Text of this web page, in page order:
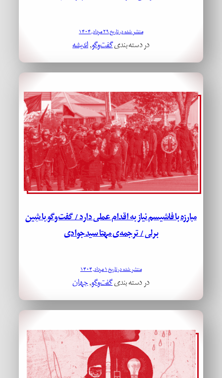
منتشر شده در تاریخ ۲۹ مرداد, ۱۴۰۴
در دسته بندیگفت‌وگو, اندیشه
مبارزه با فاشیسم نیاز به اقدام عملی دارد / گفت‌وگو با شِین
برلی / ترجمه‌ی مهتا سیدجوادی
منتشر شده در تاریخ ۱ مرداد, ۱۴۰۴
در دسته بندیگفت‌وگو, جهان